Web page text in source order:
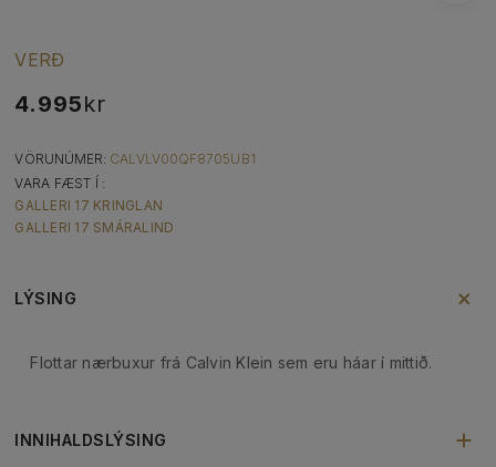
VERÐ
4.995kr
VÖRUNÚMER: CALVLV00QF8705UB1
VARA FÆST Í :
GALLERI 17 KRINGLAN
GALLERI 17 SMÁRALIND
LÝSING
Flottar nærbuxur frá Calvin Klein sem eru háar í mittið.
INNIHALDSLÝSING